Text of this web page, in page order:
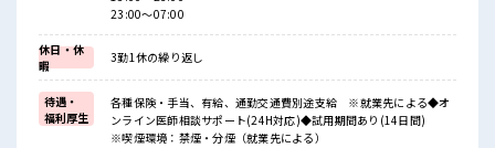
23:00～07:00
休日・休
暇
3勤1休の繰り返し
待遇・
福利厚生
各種保険・手当、有給、通勤交通費別途支給 ※就業先による◆オ
ンライン医師相談サポート(24H対応)◆試用期間あり(14日間)
※喫煙環境：禁煙・分煙（就業先による）